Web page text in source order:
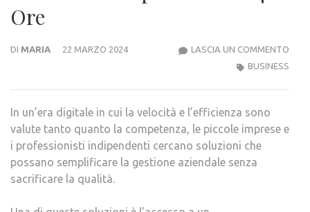
Ore
DI MARIA 22 MARZO 2024 LASCIA UN COMMENTO
BUSINESS
In un’era digitale in cui la velocità e l’efficienza sono
valute tanto quanto la competenza, le piccole imprese e
i professionisti indipendenti cercano soluzioni che
possano semplificare la gestione aziendale senza
sacrificare la qualità.